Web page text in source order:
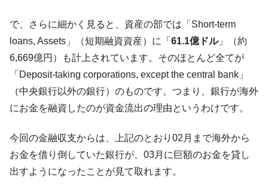
で、さらに細かく見ると、資産の部では「Short-term
loans, Assets」（短期融資資産）に「 61.1億ドル」（約
6,669億円）も計上されています。そのほとんど全てが
「Deposit-taking corporations, except the central bank」
（中央銀行以外の銀行）のものです。つまり、銀行が海外
にお金を融資したのが資金流出の理由というわけです。
今回の金融収支からは、上記のとおり02月まで海外から
お金を借り倒していた銀行が、03月に巨額のお金を貸し
出すようになったことが見て取れます。